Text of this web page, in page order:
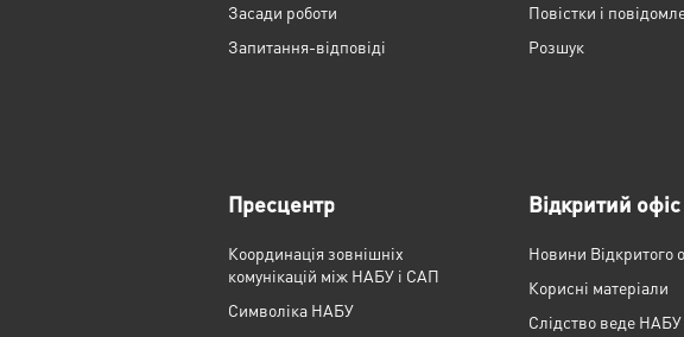
Засади роботи
Запитання-відповіді
Повістки і
Розшук
Пресцентр
Координація зовнішніх
комунікацій між НАБУ і САП
Cимволіка НАБУ
Відкритий офіс
Новини Відкритого
Корисні матеріали
Слідство веде НАБУ